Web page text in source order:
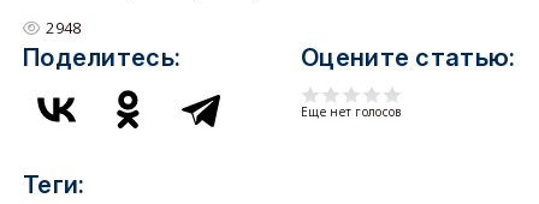
2948
Поделитесь: Оцените статью:
Еще нет голосов
Теги: